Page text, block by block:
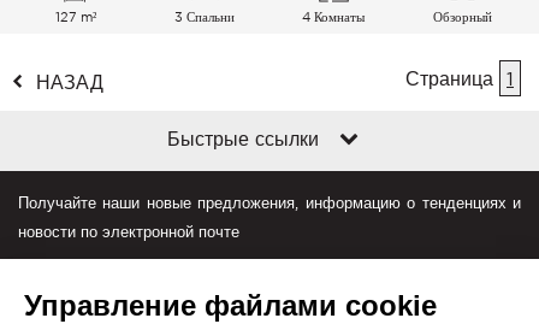
127 m² 3 Спальни 4 Комнаты Обзорный
НАЗАД Страница 1
Быстрые ссылки
Получайте наши новые предложения, информацию о тенденциях и
новости по электронной почте
Управление файлами cookie